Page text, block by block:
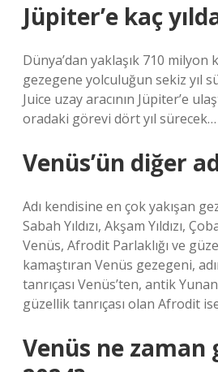
Jüpiter’e kaç
Dünya’dan yaklaşık 710
gezegene yolculuğun sekiz yıl
Juice uzay aracının Jüpiter’e
oradaki görevi dört yıl sürecek…
Venüs’ün diğer
Adı kendisine en çok yakışan
Sabah Yıldızı, Akşam Yıldızı,
Venüs, Afrodit Parlaklığı ve
kamaştıran Venüs gezegeni,
tanrıçası Venüs’ten, antik
güzellik tanrıçası olan Afrodit
Venüs ne zaman